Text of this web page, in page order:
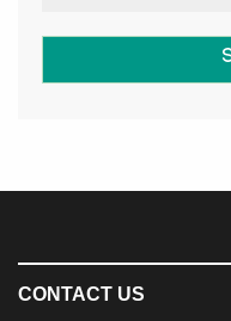
CONTACT US